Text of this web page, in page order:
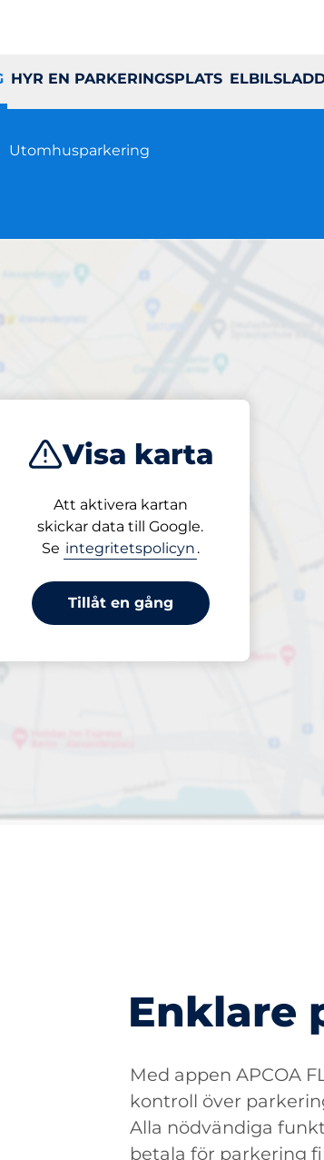
HYR EN PARKERINGSPLATS
Utomhusparkering
Visa karta
Att aktivera kartan
skickar data till Google.
Se integritetspolicyn .
Tillåt en gång
Sjukhus
Enklare
Med appen APCOA
kontroll över
Alla nödvändiga
betala för parkering